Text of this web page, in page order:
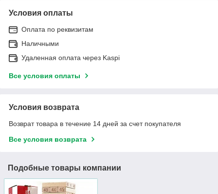
Условия оплаты
Оплата по реквизитам
Наличными
Удаленная оплата через Kaspi
Все условия оплаты
Условия возврата
Возврат товара в течение 14 дней за счет покупателя
Все условия возврата
Подобные товары компании